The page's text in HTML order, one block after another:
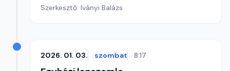
Szerkesztő: Iványi Balázs
2026. 01. 03. szombat 8:17